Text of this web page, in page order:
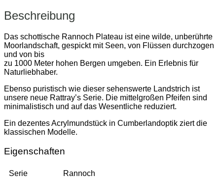
Beschreibung
Das schottische Rannoch Plateau ist eine wilde, unberührte
Moorlandschaft, gespickt mit Seen, von Flüssen durchzogen
und von bis
zu 1000 Meter hohen Bergen umgeben. Ein Erlebnis für
Naturliebhaber.
Ebenso puristisch wie dieser sehenswerte Landstrich ist
unsere neue Rattray’s Serie. Die mittelgroßen Pfeifen sind
minimalistisch und auf das Wesentliche reduziert.
Ein dezentes Acrylmundstück in Cumberlandoptik ziert die
klassischen Modelle.
Eigenschaften
Serie
Rannoch